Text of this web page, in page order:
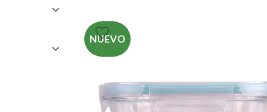
NUEVO